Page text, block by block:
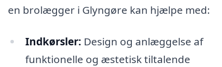
en brolægger i Glyngøre kan hjælpe med:
Indkørsler: Design og anlæggelse af
funktionelle og æstetisk tiltalende